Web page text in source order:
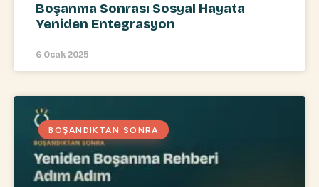
Boşanma Sonrası Sosyal Hayata
Yeniden Entegrasyon
6 Ocak 2025
BOŞANDIKTAN SONRA